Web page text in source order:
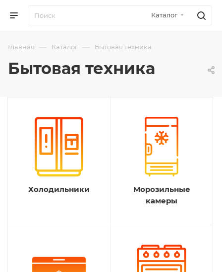
Каталог
Главная — Каталог — Бытовая техника
Бытовая техника
Холодильники
Морозильные
камеры